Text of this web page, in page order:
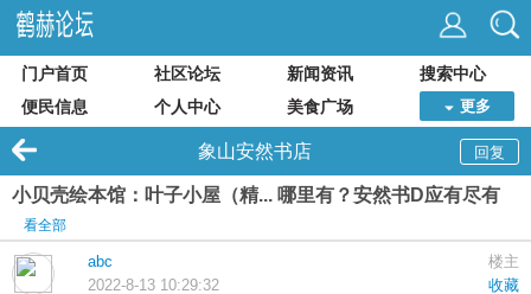
门户首页 社区论坛 新闻资讯
搜索中心
便民信息
个人中心 美食广场 更多
回复
象山安然书店
小贝壳绘本馆：叶子小屋（精... 哪里有？安然书D应有尽有
看全部
楼主
abc
收藏
2022-8-13 10:29:32